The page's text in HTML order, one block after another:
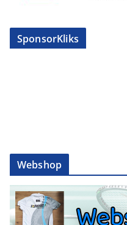
SponsorKliks
Webshop